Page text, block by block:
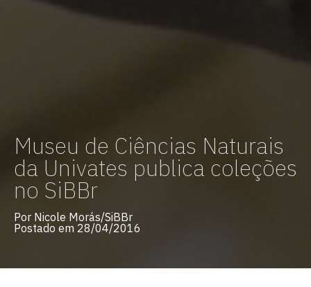
Museu de Ciências Naturais
da Univates publica coleções
no SiBBr
Por Nicole Morás/SiBBr
Postado em 28/04/2016